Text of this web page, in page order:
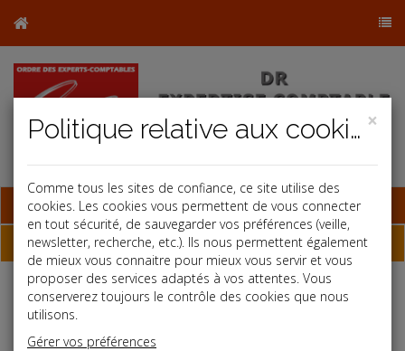
Base documentaire
Dépêches
Liste des dernières dépêches
×
Politique relative aux cookies
Comme tous les sites de confiance, ce site utilise des
cookies. Les cookies vous permettent de vous connecter
en tout sécurité, de sauvegarder vos préférences (veille,
newsletter, recherche, etc.). Ils nous permettent également
de mieux vous connaitre pour mieux vous servir et vous
proposer des services adaptés à vos attentes. Vous
conserverez toujours le contrôle des cookies que nous
utilisons.
Gérer vos préférences